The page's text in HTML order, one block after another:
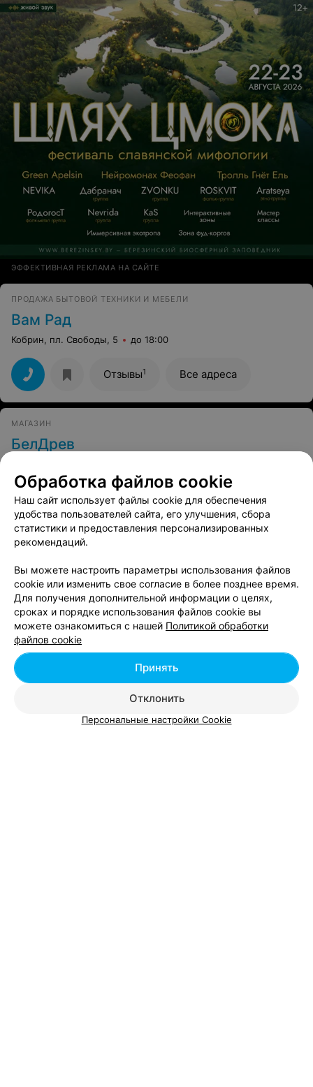
ЭФФЕКТИВНАЯ РЕКЛАМА НА САЙТЕ
ПРОДАЖА БЫТОВОЙ ТЕХНИКИ И МЕБЕЛИ
Вам Рад
Кобрин, пл. Свободы, 5 до 18:00
Отзывы1 Все адреса
МАГАЗИН
БелДрев
Все адреса
ЭФФЕКТИВНАЯ РЕКЛАМА НА САЙТЕ
Обработка файлов cookie
Наш сайт использует файлы cookie для обеспечения
удобства пользователей сайта, его улучшения, сбора
статистики и предоставления персонализированных
рекомендаций.
Вы можете настроить параметры использования файлов
cookie или изменить свое согласие в более позднее время.
Для получения дополнительной информации о целях,
сроках и порядке использования файлов cookie вы
можете ознакомиться с нашей Политикой обработки
файлов cookie
Отклонить
Принять
Персональные настройки Cookie